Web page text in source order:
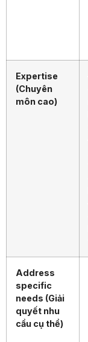
Expertise
(Chuyên
môn cao)
Address
specific
needs (Giải
quyết nhu
cầu cụ thể)